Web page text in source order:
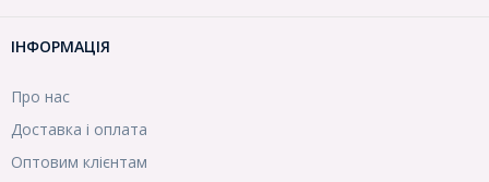
ІНФОРМАЦІЯ
Про нас
Доставка і оплата
Оптовим клієнтам